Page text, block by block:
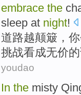
embrace the
sleep at night!
道路越颠簸 ， 你
挑战看成无价的
youdao
In the misty